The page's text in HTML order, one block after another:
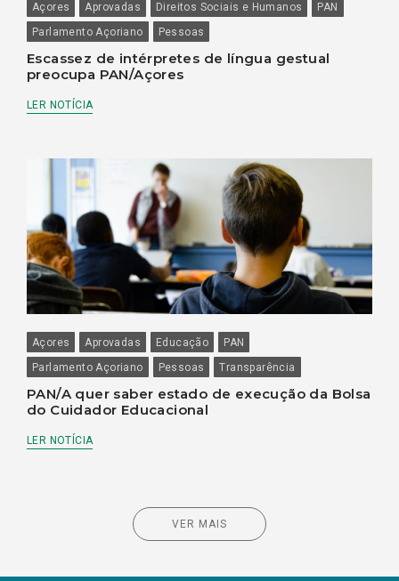
Açores Aprovadas Direitos Sociais e Humanos
PAN
Parlamento Açoriano
Pessoas
Escassez de intérpretes de língua gestual
preocupa PAN/Açores
LER NOTÍCIA
Açores Aprovadas Educação
PAN
Parlamento Açoriano
Pessoas Transparência
PAN/A quer saber estado de execução da Bolsa
do Cuidador Educacional
LER NOTÍCIA
VER MAIS